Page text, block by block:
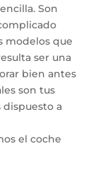
Son
modelos que
ser una
bien antes
son tus
dispuesto a
el coche